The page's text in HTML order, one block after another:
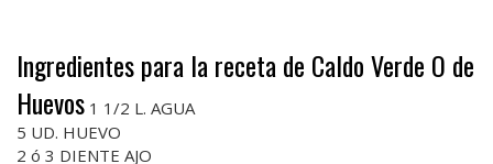
Ingredientes para la receta de Caldo Verde O de
Huevos 1 1/2 L. AGUA
5 UD. HUEVO
2 ó 3 DIENTE AJO